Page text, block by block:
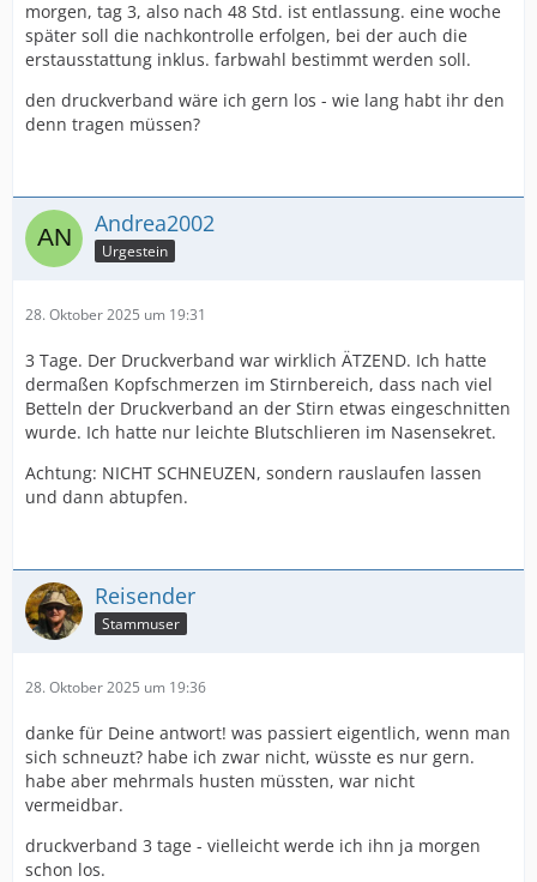
morgen, tag 3, also nach 48 Std. ist entlassung. eine woche
später soll die nachkontrolle erfolgen, bei der auch die
erstausstattung inklus. farbwahl bestimmt werden soll.
den druckverband wäre ich gern los - wie lang habt ihr den
denn tragen müssen?
Andrea2002
Urgestein
28. Oktober 2025 um 19:31
3 Tage. Der Druckverband war wirklich ÄTZEND. Ich hatte
dermaßen Kopfschmerzen im Stirnbereich, dass nach viel
Betteln der Druckverband an der Stirn etwas eingeschnitten
wurde. Ich hatte nur leichte Blutschlieren im Nasensekret.
Achtung: NICHT SCHNEUZEN, sondern rauslaufen lassen
und dann abtupfen.
Reisender
Stammuser
28. Oktober 2025 um 19:36
danke für Deine antwort! was passiert eigentlich, wenn man
sich schneuzt? habe ich zwar nicht, wüsste es nur gern.
habe aber mehrmals husten müssten, war nicht
vermeidbar.
druckverband 3 tage - vielleicht werde ich ihn ja morgen
schon los.